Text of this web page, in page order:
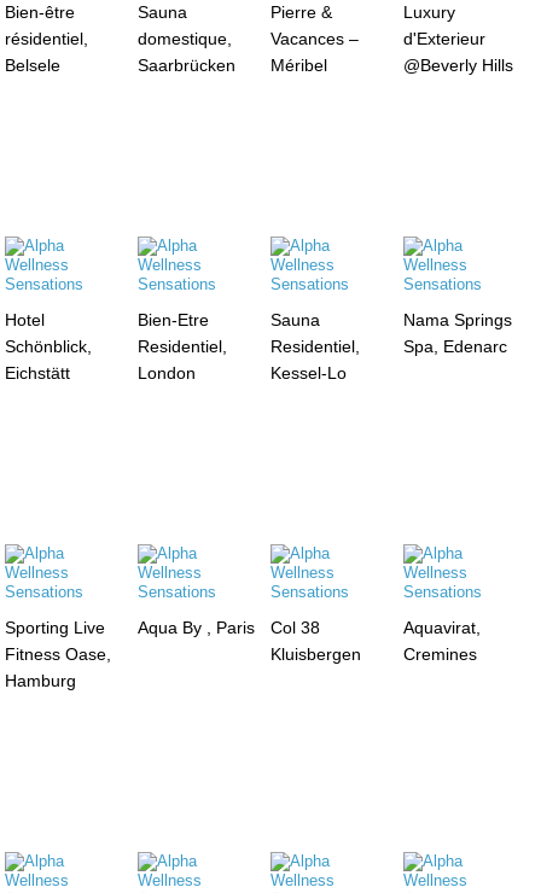
Bien-être
résidentiel,
Belsele
Sauna
domestique,
Saarbrücken
Pierre &
Vacances –
Méribel
Luxury
d'Exterieur
@Beverly Hills
Hotel
Schönblick,
Eichstätt
Bien-Etre
Residentiel,
London
Sauna
Residentiel,
Kessel-Lo
Nama Springs
Spa, Edenarc
Sporting Live
Fitness Oase,
Hamburg
Aqua By , Paris
Col 38
Kluisbergen
Aquavirat,
Cremines